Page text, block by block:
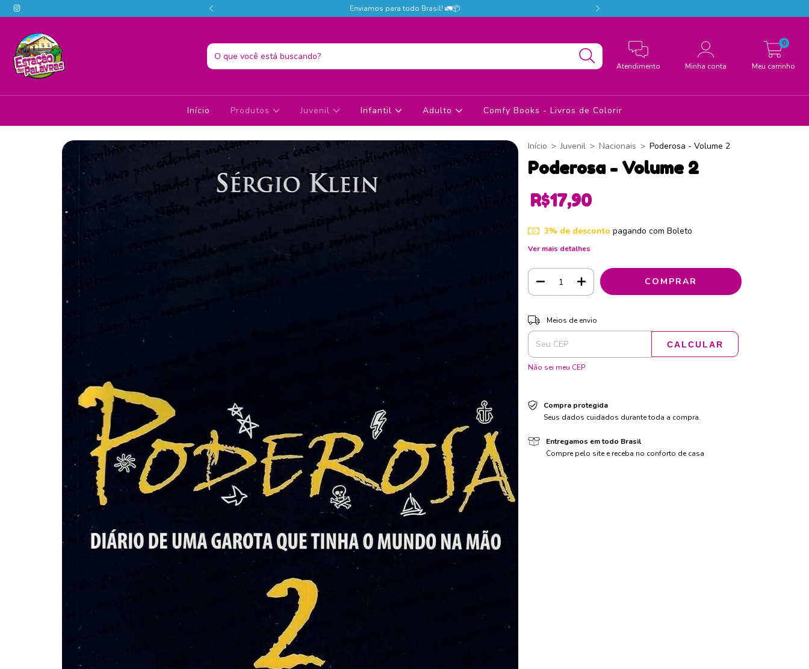
melhor da literatura em um só lugar! 📚📗 Enviamos para todo Brasil! 🚛📦
Atendimento Minha conta Meu carrinho
0
Início Produtos Juvenil Infantil Adulto Comfy Books - Livros de Colorir
Início > Juvenil > Nacionais > Poderosa - Volume 2
Poderosa - Volume 2
R$17,90
3% de desconto pagando com Boleto
Ver mais detalhes
Entregas para o CEP:
Meios de envio
CALCULAR
Não sei meu CEP
Compra protegida
Seus dados cuidados durante toda a compra.
Entregamos em todo Brasil
Compre pelo site e receba no conforto de casa